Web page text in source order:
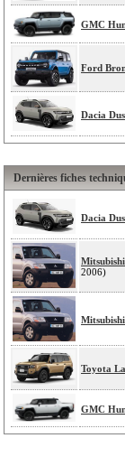
GMC
Ford
Dacia
Dernières fiches
Dacia
2006)
Toyota
GMC